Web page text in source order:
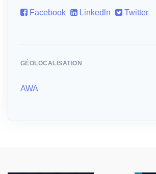
Facebook Linkedln Twitter
GÉOLOCALISATION
AWA